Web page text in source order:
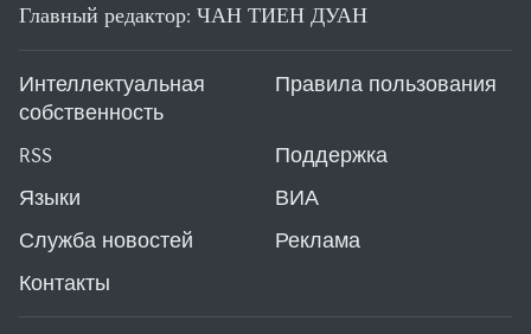
Главный редактор: ЧАН ТИЕН ДУАН
Интеллектуальная
собственность
Правила пользования
RSS
Поддержка
Языки
ВИА
Служба новостей
Реклама
Контакты